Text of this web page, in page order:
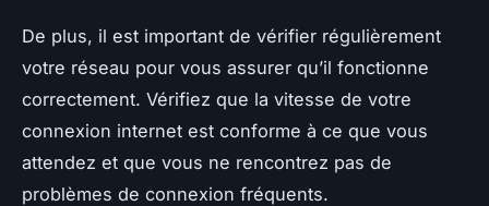
De plus, il est important de vérifier régulièrement
votre réseau pour vous assurer qu’il fonctionne
correctement. Vérifiez que la vitesse de votre
connexion internet est conforme à ce que vous
attendez et que vous ne rencontrez pas de
problèmes de connexion fréquents.